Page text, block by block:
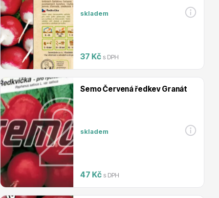
Vřesovištní rostliny
Vánoční stromky v květináčích a řezané
Magnólie
skladem
37 Kč s DPH
Semo Červená ředkev Granát
skladem
47 Kč s DPH